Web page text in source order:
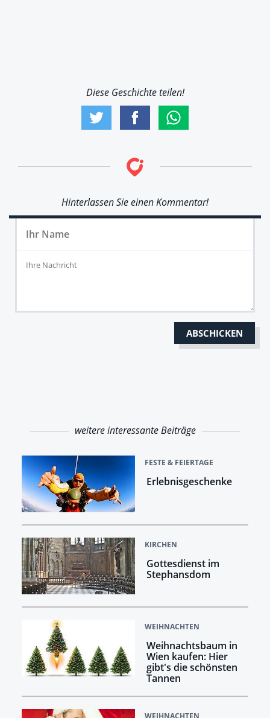
Diese Geschichte teilen!
Hinterlassen Sie einen Kommentar!
weitere interessante Beiträge
FESTE & FEIERTAGE
Erlebnisgeschenke
KIRCHEN
Gottesdienst im
Stephansdom
WEIHNACHTEN
Weihnachtsbaum in
Wien kaufen: Hier
gibt's die schönsten
Tannen
WEIHNACHTEN